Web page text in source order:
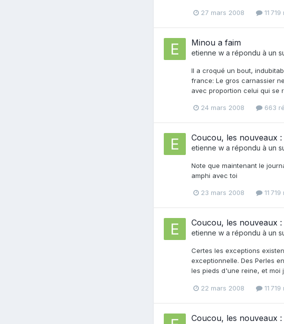
27 mars 2008 11
Minou a faim
etienne w a répondu à un
Il a croqué un bout,
france: Le gros carnassier
avec proportion celui qui se
24 mars 2008 663
Coucou, les nouveaux
etienne w a répondu à un
Note que maintenant le
amphi avec toi
23 mars 2008 11
Coucou, les nouveaux
etienne w a répondu à un
Certes les exceptions
exceptionnelle. Des Perles
les pieds d'une reine, et
22 mars 2008 11
Coucou, les nouveaux